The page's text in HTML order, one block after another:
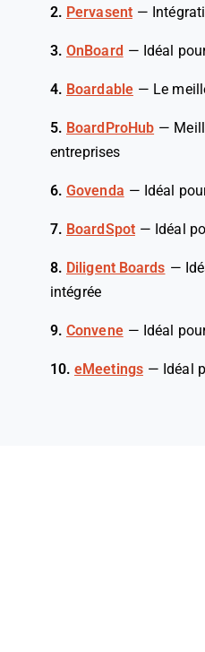
2. Pervasent —
3. OnBoard — Idéal
4. Boardable — Le
5. BoardProHub —
entreprises
6. Govenda — Idéal
7. BoardSpot — Idéal
8. Diligent Boards —
intégrée
9. Convene — Idéal
10. eMeetings — Idéal